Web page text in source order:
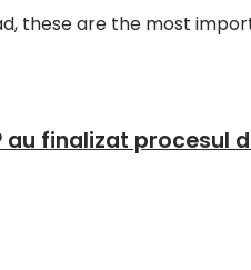
these are the most
au finalizat procesul